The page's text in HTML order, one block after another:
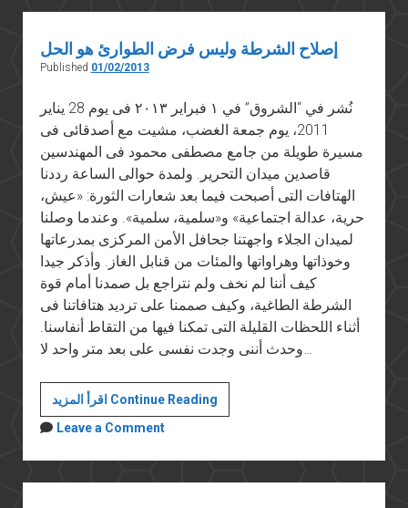
إصلاح الشرطة وليس فرض الطوارئ هو الحل
Published 01/02/2013
نُشر في “الشروق” في ١ فبراير ٢٠١٣ فى يوم 28 يناير
2011، يوم جمعة الغضب، مشيت مع أصدقائى فى
مسيرة طويلة من جامع مصطفى محمود فى المهندسين
قاصدين ميدان التحرير. ولمدة حوالى الساعة رددنا
الهتافات التى أصبحت فيما بعد شعارات الثورة: «عيش،
حرية، عدالة اجتماعية» و«سلمية، سلمية». وعندما وصلنا
لميدان الجلاء واجهتنا جحافل الأمن المركزى بمدرعاتها
وخوذاتها وهراواتها والمئات من قنابل الغاز. وأذكر جيدا
كيف أننا لم نخف ولم نتراجع بل صمدنا أمام قوة
الشرطة الطاغية، وكيف صممنا على ترديد هتافاتنا فى
أثناء اللحظات القليلة التى تمكنا فيها من التقاط أنفاسنا.
وحدث أننى وجدت نفسى على بعد متر واحد لا…
اقرأ المزيد Continue Readingإصلاح
الشرطة
فرض
الطوارئ
Leave a Comment